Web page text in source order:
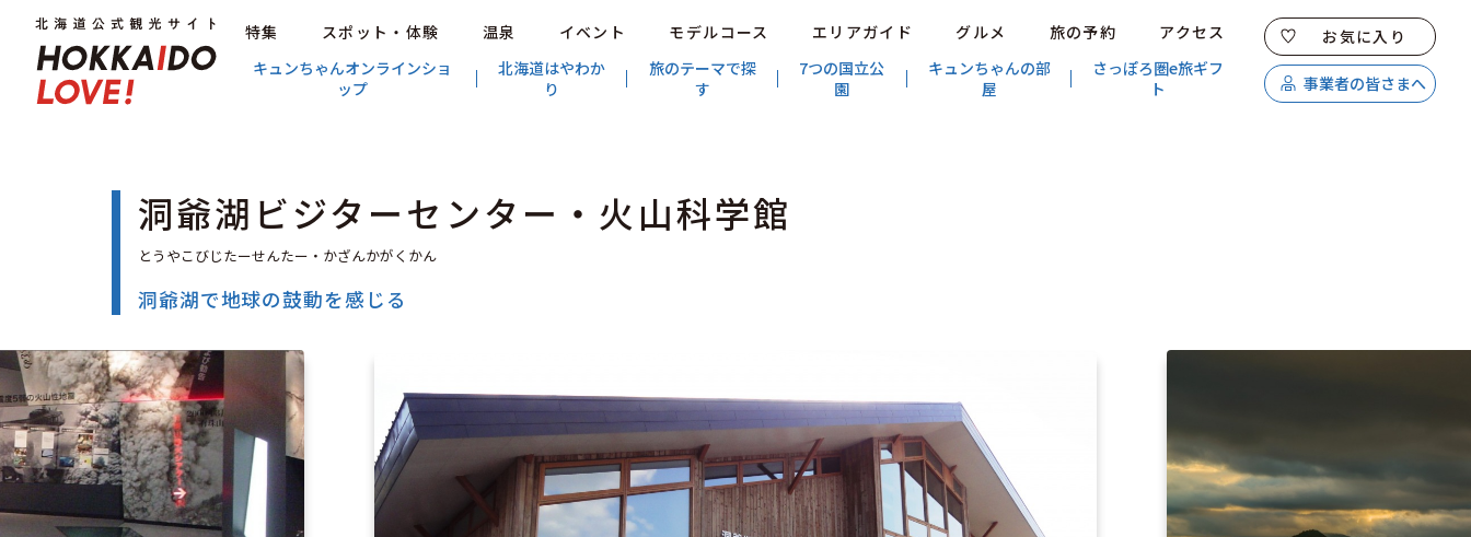
特集 スポット・体験 温泉 イベント モデルコース エリアガイド グルメ 旅の予約
アクセス
キュンちゃんオンラインショ
ップ
北海道はやわか
り
旅のテーマで探
す
7つの国立公
園
キュンちゃんの部
屋
さっぽろ圏e旅ギフ
ト
お気に入り
事業者の皆さまへ
キュンちゃんオンラインショップ
北海道はやわかり
洞爺湖ビジターセンター・火山科学館
洞爺湖で地球の鼓動を感じる